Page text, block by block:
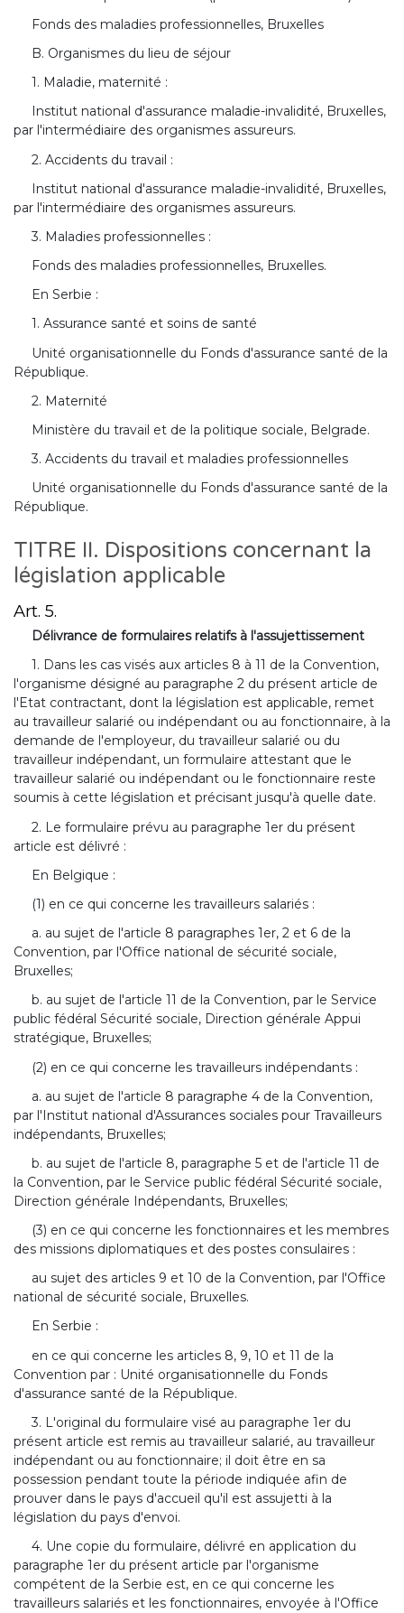
Fonds des maladies professionnelles, Bruxelles
B. Organismes du lieu de séjour
1. Maladie, maternité :
Institut national d'assurance maladie-invalidité, Bruxelles,
par l'intermédiaire des organismes assureurs.
2. Accidents du travail :
Institut national d'assurance maladie-invalidité, Bruxelles,
par l'intermédiaire des organismes assureurs.
3. Maladies professionnelles :
Fonds des maladies professionnelles, Bruxelles.
En Serbie :
1. Assurance santé et soins de santé
Unité organisationnelle du Fonds d'assurance santé de la
République.
2. Maternité
Ministère du travail et de la politique sociale, Belgrade.
3. Accidents du travail et maladies professionnelles
Unité organisationnelle du Fonds d'assurance santé de la
République.
TITRE II. Dispositions concernant la
législation applicable
Art. 5.
Délivrance de formulaires relatifs à l'assujettissement
1. Dans les cas visés aux articles 8 à 11 de la Convention,
l'organisme désigné au paragraphe 2 du présent article de
l'Etat contractant, dont la législation est applicable, remet
au travailleur salarié ou indépendant ou au fonctionnaire, à la
demande de l'employeur, du travailleur salarié ou du
travailleur indépendant, un formulaire attestant que le
travailleur salarié ou indépendant ou le fonctionnaire reste
soumis à cette législation et précisant jusqu'à quelle date.
2. Le formulaire prévu au paragraphe 1er du présent
article est délivré :
En Belgique :
(1) en ce qui concerne les travailleurs salariés :
a. au sujet de l'article 8 paragraphes 1er, 2 et 6 de la
Convention, par l'Office national de sécurité sociale,
Bruxelles;
b. au sujet de l'article 11 de la Convention, par le Service
public fédéral Sécurité sociale, Direction générale Appui
stratégique, Bruxelles;
(2) en ce qui concerne les travailleurs indépendants :
a. au sujet de l'article 8 paragraphe 4 de la Convention,
par l'Institut national d'Assurances sociales pour Travailleurs
indépendants, Bruxelles;
b. au sujet de l'article 8, paragraphe 5 et de l'article 11 de
la Convention, par le Service public fédéral Sécurité sociale,
Direction générale Indépendants, Bruxelles;
(3) en ce qui concerne les fonctionnaires et les membres
des missions diplomatiques et des postes consulaires :
au sujet des articles 9 et 10 de la Convention, par l'Office
national de sécurité sociale, Bruxelles.
En Serbie :
en ce qui concerne les articles 8, 9, 10 et 11 de la
Convention par : Unité organisationnelle du Fonds
d'assurance santé de la République.
3. L'original du formulaire visé au paragraphe 1er du
présent article est remis au travailleur salarié, au travailleur
indépendant ou au fonctionnaire; il doit être en sa
possession pendant toute la période indiquée afin de
prouver dans le pays d'accueil qu'il est assujetti à la
législation du pays d'envoi.
4. Une copie du formulaire, délivré en application du
paragraphe 1er du présent article par l'organisme
compétent de la Serbie est, en ce qui concerne les
travailleurs salariés et les fonctionnaires, envoyée à l'Office